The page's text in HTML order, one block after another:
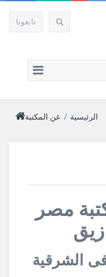
تابعونا
الرئيسية / عن المكتبة
مصر
فى الشرقية